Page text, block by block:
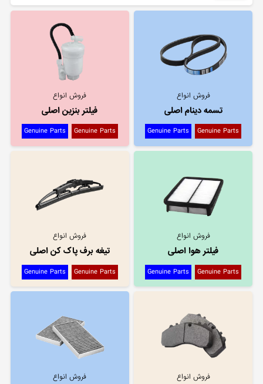
فروش انواع
تسمه دینام اصلی
Genuine Parts
Genuine Parts
فروش انواع
فیلتر بنزین اصلی
Genuine Parts
Genuine Parts
فروش انواع
فیلتر هوا اصلی
Genuine Parts
Genuine Parts
فروش انواع
تیغه برف پاک کن اصلی
Genuine Parts
Genuine Parts
فروش انواع فروش انواع